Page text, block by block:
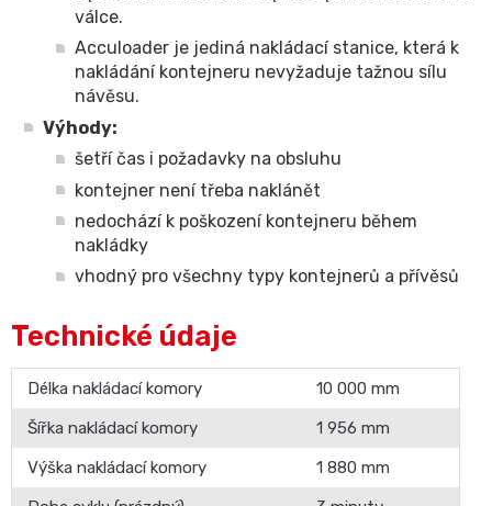
válce.
Acculoader je jediná nakládací stanice, která k
nakládání kontejneru nevyžaduje tažnou sílu
návěsu.
Výhody:
šetří čas i požadavky na obsluhu
kontejner není třeba naklánět
nedochází k poškození kontejneru během
nakládky
vhodný pro všechny typy kontejnerů a přívěsů
Technické údaje
Délka nakládací komory
10 000 mm
Šířka nakládací komory
1 956 mm
Výška nakládací komory
1 880 mm